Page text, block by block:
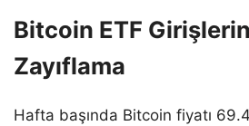
Bitcoin ETF
Zayıflama
Hafta başında Bitcoin fiyatı